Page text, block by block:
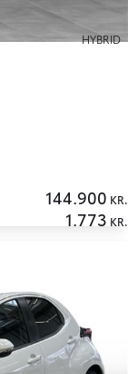
HYBRID
144.900 KR.
1.773 KR.